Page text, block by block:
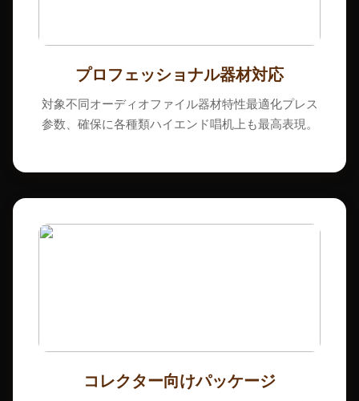
プロフェッショナル器材対応
対象不同オーディオファイル器材特性最適化プレス
参数、確保に各種類ハイエンド唱机上も最高表現。
コレクター向けパッケージ